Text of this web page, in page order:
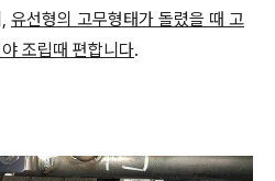
유선형의 고무형태가 돌렸을 때 고
조립때 편합니다.